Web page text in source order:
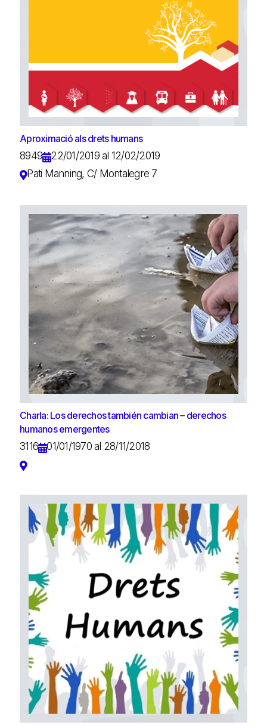
Aproximació als drets humans
8949
22/01/2019 al 12/02/2019
Pati Manning, C/ Montalegre 7
Charla: Los derechos también cambian – derechos
humanos emergentes
3116
01/01/1970 al 28/11/2018